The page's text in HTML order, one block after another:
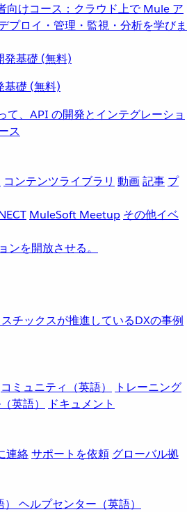
向けコース：クラウド上で Mule ア
プロイ・管理・監視・分析を学びま
礎 (無料)
、API の開発とインテグレーショ
ス
コンテンツライブラリ 動画記事 プ
MuleSoft Meetup その他イベ
チックスが推進しているDXの事例
コミュニティ（英語）
トレーニング
英語）
ドキュメント
連絡サポートを依頼 グローバル拠
ヘルプセンター（英語）